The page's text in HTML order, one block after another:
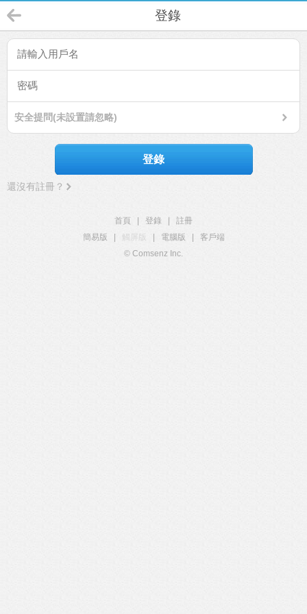
登錄
安全提問(未設置請忽略)
登錄
還沒有註冊？
首頁 登錄
註冊
簡易版
觸屏版 電腦版
客戶端
© Comsenz Inc.